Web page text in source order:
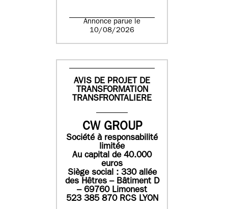
Annonce parue le
10/08/2026
AVIS DE PROJET DE
TRANSFORMATION
TRANSFRONTALIERE
CW GROUP
Société à responsabilité
limitée
Au capital de 40.000
euros
Siège social : 330 allée
des Hêtres – Bâtiment D
– 69760 Limonest
523 385 870 RCS LYON